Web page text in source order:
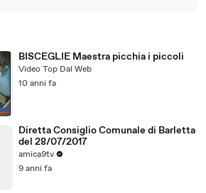
BISCEGLIE Maestra picchia i piccoli
Video Top Dal Web
10 anni fa
Diretta Consiglio Comunale di Barletta
del 28/07/2017
amica9tv
9 anni fa